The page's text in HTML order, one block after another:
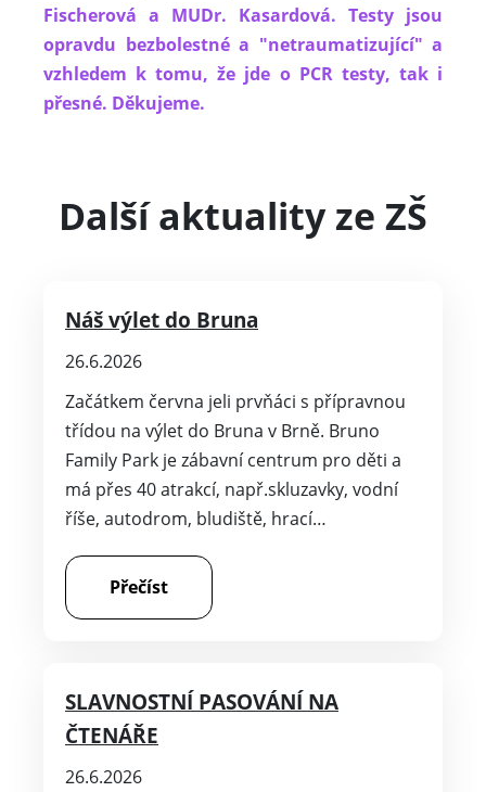
Fischerová a MUDr. Kasardová. Testy jsou
opravdu bezbolestné a "netraumatizující" a
vzhledem k tomu, že jde o PCR testy, tak i
přesné. Děkujeme.
Další aktuality ze ZŠ
Náš výlet do Bruna
26.6.2026
Začátkem června jeli prvňáci s přípravnou
třídou na výlet do Bruna v Brně. Bruno
Family Park je zábavní centrum pro děti a
má přes 40 atrakcí, např.skluzavky, vodní
říše, autodrom, bludiště, hrací…
Přečíst
SLAVNOSTNÍ PASOVÁNÍ NA
ČTENÁŘE
26.6.2026